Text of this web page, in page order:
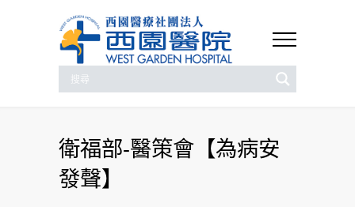
衛福部-醫策會【為病安
發聲】